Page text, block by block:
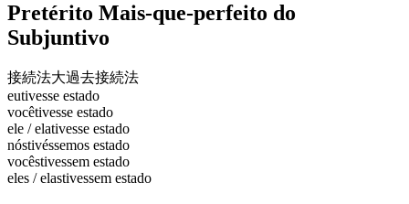
Pretérito Mais-que-perfeito do
Subjuntivo
接続法大過去接続法
eutivesse estado
vocêtivesse estado
ele / elativesse estado
nóstivéssemos estado
vocêstivessem estado
eles / elastivessem estado